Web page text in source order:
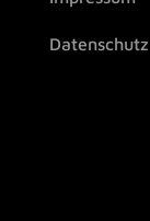
Datenschutz